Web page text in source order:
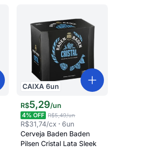
CAIXA6un
R$5,29/un
4% OFF R$5,49/un
R$31,74/cx 6un
Cerveja Baden Baden
Pilsen Cristal Lata Sleek